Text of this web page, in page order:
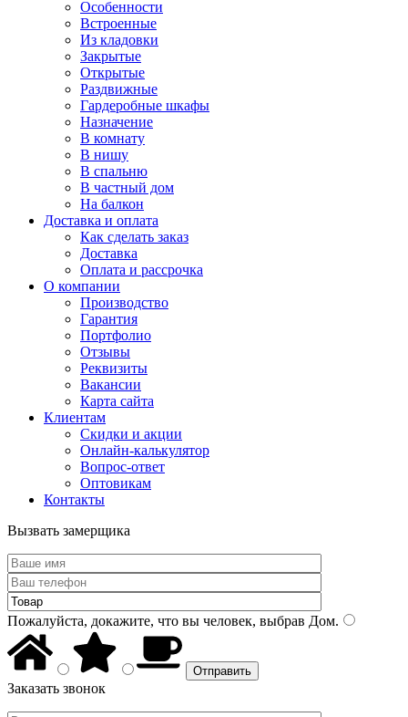
Особенности
Встроенные
Из кладовки
Закрытые
Открытые
Раздвижные
Гардеробные шкафы
Назначение
В комнату
В нишу
В спальню
В частный дом
На балкон
Доставка и оплата
Как сделать заказ
Доставка
Оплата и рассрочка
О компании
Производство
Гарантия
Портфолио
Отзывы
Реквизиты
Вакансии
Карта сайта
Клиентам
Скидки и акции
Онлайн-калькулятор
Вопрос-ответ
Оптовикам
Контакты
Вызвать замерщика
Пожалуйста, докажите, что вы человек, выбрав Дом.
Заказать звонок